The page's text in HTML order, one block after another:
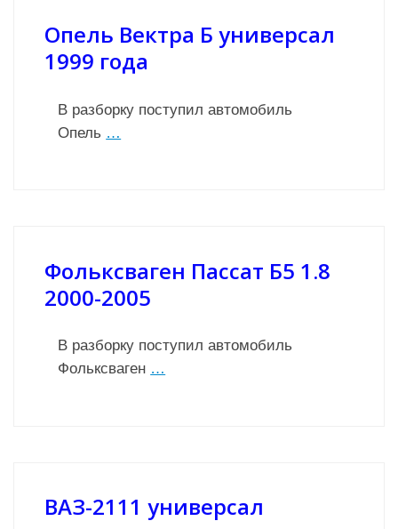
Опель Вектра Б универсал
1999 года
В разборку поступил автомобиль
Опель …
Фольксваген Пассат Б5 1.8
2000-2005
В разборку поступил автомобиль
Фольксваген …
ВАЗ-2111 универсал